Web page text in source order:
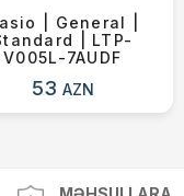
| General |
| LTP-
V005L-7AUDF
53 AZN